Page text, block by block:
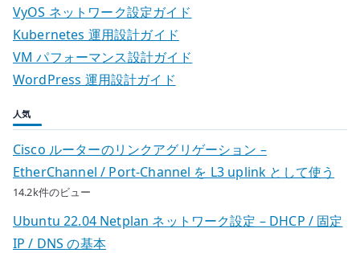
VyOS ネットワーク設定ガイド
Kubernetes 運用設計ガイド
VM パフォーマンス設計ガイド
WordPress 運用設計ガイド
人気
Cisco ルーターのリンクアグリゲーション –
EtherChannel / Port-Channel を L3 uplink として使う
14.2k件のビュー
Ubuntu 22.04 Netplan ネットワーク設定 – DHCP / 固定
IP / DNS の基本